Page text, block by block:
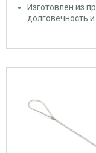
Изготовлен из
долговечность